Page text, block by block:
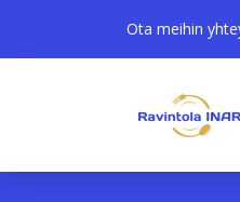
Ota meihin